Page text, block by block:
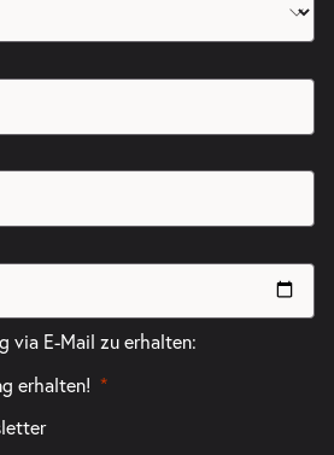
via E-Mail zu erhalten:
erhalten!